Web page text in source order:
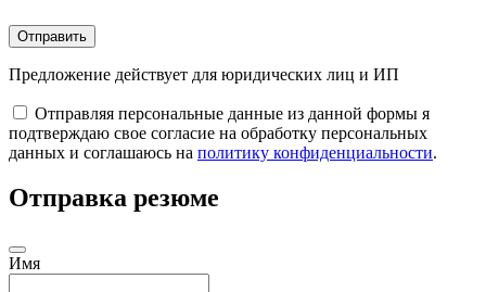
Отправить
Предложение действует для юридических лиц и ИП
Отправляя персональные данные из данной формы я
подтверждаю свое согласие на обработку персональных
данных и соглашаюсь на политику конфиденциальности.
Отправка резюме
Имя